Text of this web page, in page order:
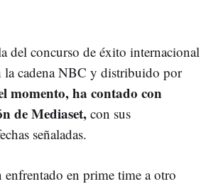
del concurso de éxito internacional
la cadena NBC y distribuido por
momento, ha contado con
de Mediaset, con sus
señaladas.
en prime time a otro